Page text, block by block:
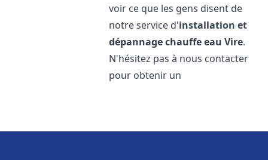
voir ce que les gens disent de
notre service d'installation et
dépannage chauffe eau Vire.
N'hésitez pas à nous contacter
pour obtenir un